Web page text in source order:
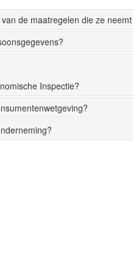
de maatregelen die ze
Inspectie?